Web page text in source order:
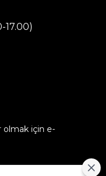
17.00)
olmak için e-